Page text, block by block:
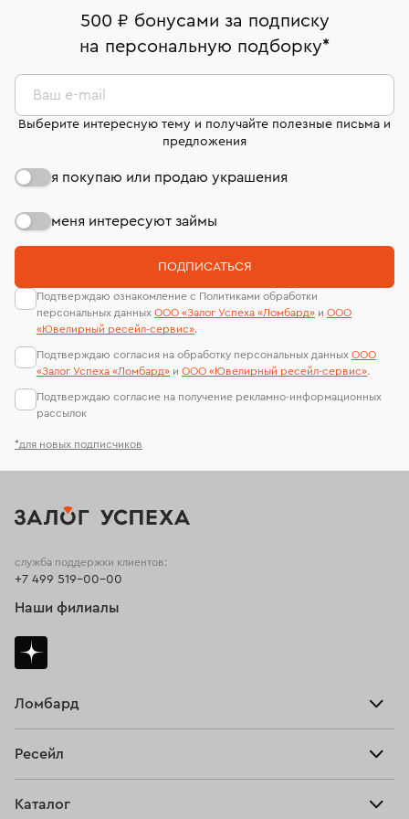
комиссионных украшений и часов смотрите на
странице«Возврат украшений»
Москва, ул. Грузинский Вал, д. 28/45
Срок бронирования украшения при самовывозе из
Оплата наличными или картой
Система быстрых платежей (по QR-коду)
В кредит от Т-Банка (до 50 000 руб., на 3–6 мес.)
номер (УИН)
На особо ценные изделия получены
сертификаты МГУ и других геммологических
лабораторий
500 ₽ бонусами за подписку
на персональную подборку*
*для новых подписчиков
Ваш e-mail
Выберите интересную тему и получайте полезные письма и
предложения
я покупаю или продаю украшения
меня интересуют займы
ПОДПИСАТЬСЯ
Подтверждаю ознакомление с Политиками обработки
персональных данных ООО «Залог Успеха «Ломбард» и ООО
«Ювелирный ресейл-сервиc».
Подтверждаю согласия на обработку персональных данных ООО
«Залог Успеха «Ломбард» и ООО «Ювелирный ресейл-сервиc».
Подтверждаю согласие на получение рекламно-информационных
рассылок
Ломбард
Тарифы
Ресейл
Каталог
служба поддержки клиентов:
+7 499 519-00-00
Наши филиалы